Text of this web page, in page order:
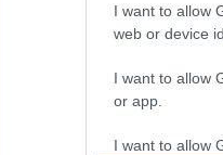
I want to allow
web or device
I want to allow
or app.
I want to allow